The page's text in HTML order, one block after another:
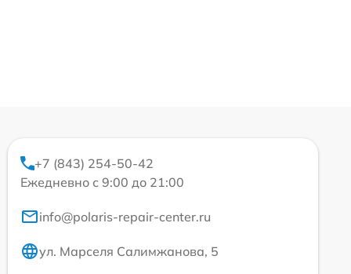
+7 (843) 254-50-42
Ежедневно с 9:00 до 21:00
info@polaris-repair-center.ru
ул. Марселя Салимжанова, 5